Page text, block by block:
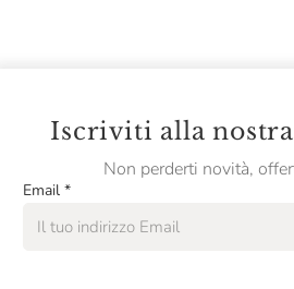
Iscriviti alla
Non perderti novità,
Email *